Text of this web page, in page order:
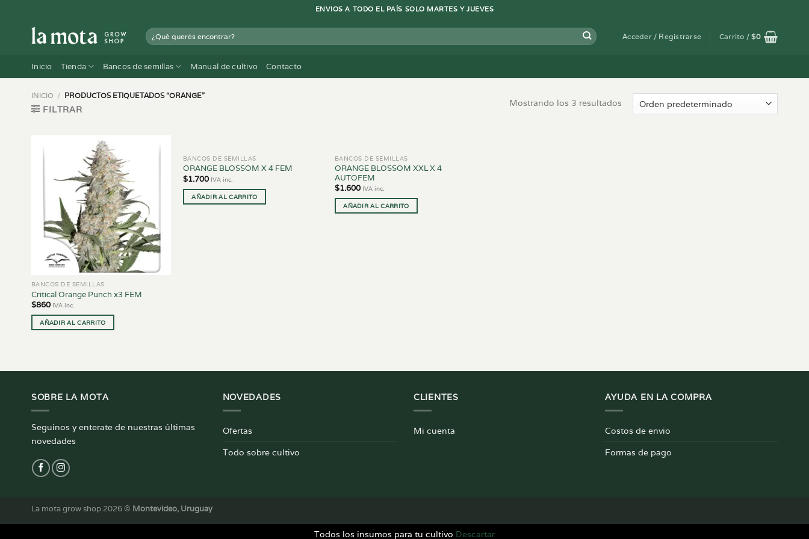
contenido
ENVIOS A TODO EL PAÍS SOLO MARTES Y JUEVES
Buscar
por:
Acceder / Registrarse Carrito /$0
Inicio Tienda Bancos de semillas Manual de cultivo Contacto
INICIO / PRODUCTOS ETIQUETADOS “ORANGE”
FILTRAR
Mostrando los 3 resultados
BANCOS DE SEMILLAS
Critical Orange Punch x3 FEM
$860 IVA inc.
AÑADIR AL CARRITO
BANCOS DE SEMILLAS
ORANGE BLOSSOM X 4 FEM
$1.700 IVA inc.
AÑADIR AL CARRITO
BANCOS DE SEMILLAS
ORANGE BLOSSOM XXL X 4
AUTOFEM
$1.600 IVA inc.
AÑADIR AL CARRITO
SOBRE LA MOTA
Seguinos y enterate de nuestras últimas
novedades
NOVEDADES
Ofertas
Todo sobre cultivo
CLIENTES
Mi cuenta
AYUDA EN LA COMPRA
Costos de envio
Formas de pago
La mota grow shop 2026 © Montevideo, Uruguay
Todos los insumos para tu cultivo Descartar